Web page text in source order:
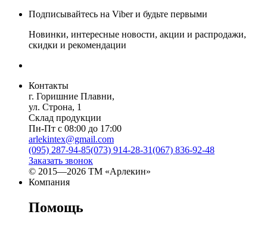
Подписывайтесь на Viber и будьте первыми
Новинки, интересные новости, акции и распродажи,
скидки и рекомендации
Контакты
г. Горишние Плавни,
ул. Строна, 1
Склад продукции
Пн-Пт с 08:00 до 17:00
arlekintex@gmail.com
(095) 287-94-85(073) 914-28-31(067) 836-92-48
Заказать звонок
© 2015—2026 ТМ «Арлекин»
Компания
Помощь